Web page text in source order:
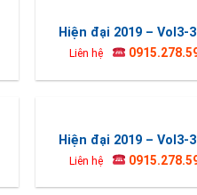
Hiện đại 2019 – Vol3-
Liên hệ
Hiện đại 2019 – Vol3-
Liên hệ